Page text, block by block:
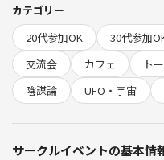
ィアから注目をいただき、取材
今後の会でも、急遽取材が入る
顔や声が勝手に映るようなこ
い。
撮影や放映がある場合は、必
た方のみご協力をお願いしてい
・Abema TV「Abema的ニュース
カテゴリー
20代参加OK
30代参加
交流会
カフェ ト
陰謀論
UFO・宇宙
サークルイベントの基本情